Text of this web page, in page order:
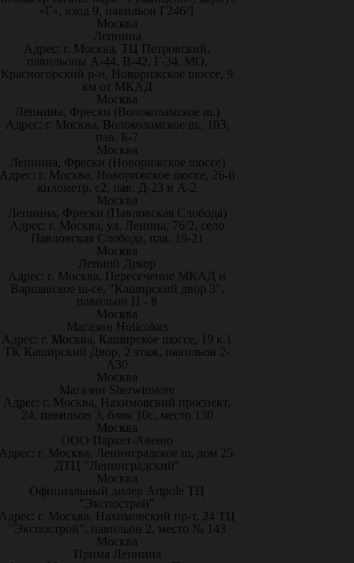
«Г», вход 9, павильон Г246/1
Москва
Лепнина
Адрес: г. Москва, ТЦ Петровский,
павильоны А-44, В-42, Г-34. МО,
Красногорский р-н, Новорижское шоссе, 9
км от МКАД
Москва
Лепнина, Фрески (Волоколамское ш.)
Адрес: г. Москва, Волоколамское ш., 103,
пав. Б-7
Москва
Лепнина, Фрески (Новорижское шоссе)
г. Москва, Новорижское шоссе, 26-й
километр, с2, пав. Д-23 и А-2
Москва
Лепнина, Фрески (Павловская Слобода)
Адрес: г. Москва, ул. Ленина, 76/2, село
Павловская Слобода, пав. 19-21
Москва
Лепной Декор
Адрес: г. Москва, Пересечение МКАД и
Варшавское ш-се, "Каширский двор 3",
павильон П - 8
Москва
Магазин Holicolors
Адрес: г. Москва, Каширское шоссе, 19 к.1
ТК Каширский Двор, 2 этаж, павильон 2-
А30
Москва
Магазин Sherwinstore
Адрес: г. Москва, Нахимовский проспект,
24, павильон 3, блок 10с, место 130
Москва
ООО Паркет-Авeню
г. Москва, Ленинградское ш, дом 25.
ДТЦ "Ленинградский"
Москва
Официальный дилер Artpole ТЦ
"Экспострой"
г. Москва, Нахимовский пр-т, 24 ТЦ
"Экспострой", павильон 2, место № 143
Москва
Прима Лепнина